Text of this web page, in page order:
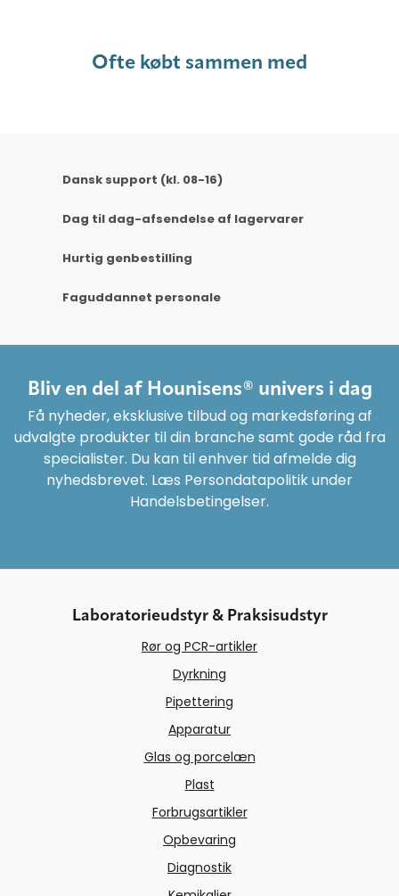
Ofte købt sammen med
Dansk support (kl. 08-16)
Dag til dag-afsendelse af lagervarer
Hurtig genbestilling
Faguddannet personale
Bliv en del af Hounisens® univers i dag
Få nyheder, eksklusive tilbud og markedsføring af
udvalgte produkter til din branche samt gode råd fra
specialister. Du kan til enhver tid afmelde dig
nyhedsbrevet. Læs Persondatapolitik under
Handelsbetingelser.
Laboratorieudstyr & Praksisudstyr
Rør og PCR-artikler
Dyrkning
Pipettering
Apparatur
Glas og porcelæn
Plast
Forbrugsartikler
Opbevaring
Diagnostik